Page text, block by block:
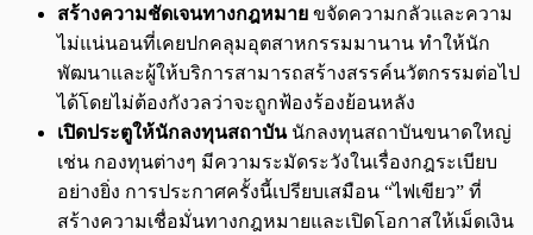
สร้างความชัดเจนทางกฎหมาย ขจัดความกลัวและความ
ไม่แน่นอนที่เคยปกคลุมอุตสาหกรรมมานาน ทำให้นัก
พัฒนาและผู้ให้บริการสามารถสร้างสรรค์นวัตกรรมต่อไป
ได้โดยไม่ต้องกังวลว่าจะถูกฟ้องร้องย้อนหลัง
เปิดประตูให้นักลงทุนสถาบันนักลงทุนสถาบันขนาดใหญ่
เช่น กองทุนต่างๆ มีความระมัดระวังในเรื่องกฎระเบียบ
อย่างยิ่ง การประกาศครั้งนี้เปรียบเสมือน “ไฟเขียว” ที่
สร้างความเชื่อมั่นทางกฎหมายและเปิดโอกาสให้เม็ดเงิน